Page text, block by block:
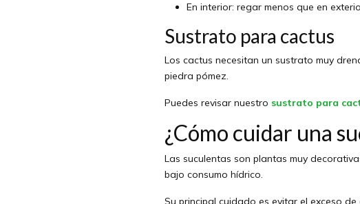
En interior: regar menos que en
Sustrato para cactus
Los cactus necesitan un sustrato muy
piedra pómez.
Puedes revisar nuestro sustrato para
¿Cómo cuidar una
Las suculentas son plantas muy
bajo consumo hídrico.
Su principal cuidado es evitar el exceso